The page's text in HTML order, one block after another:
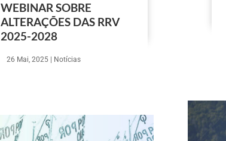
WEBINAR SOBRE
ALTERAÇÕES DAS RRV
2025-2028
26 Mai, 2025 Notícias